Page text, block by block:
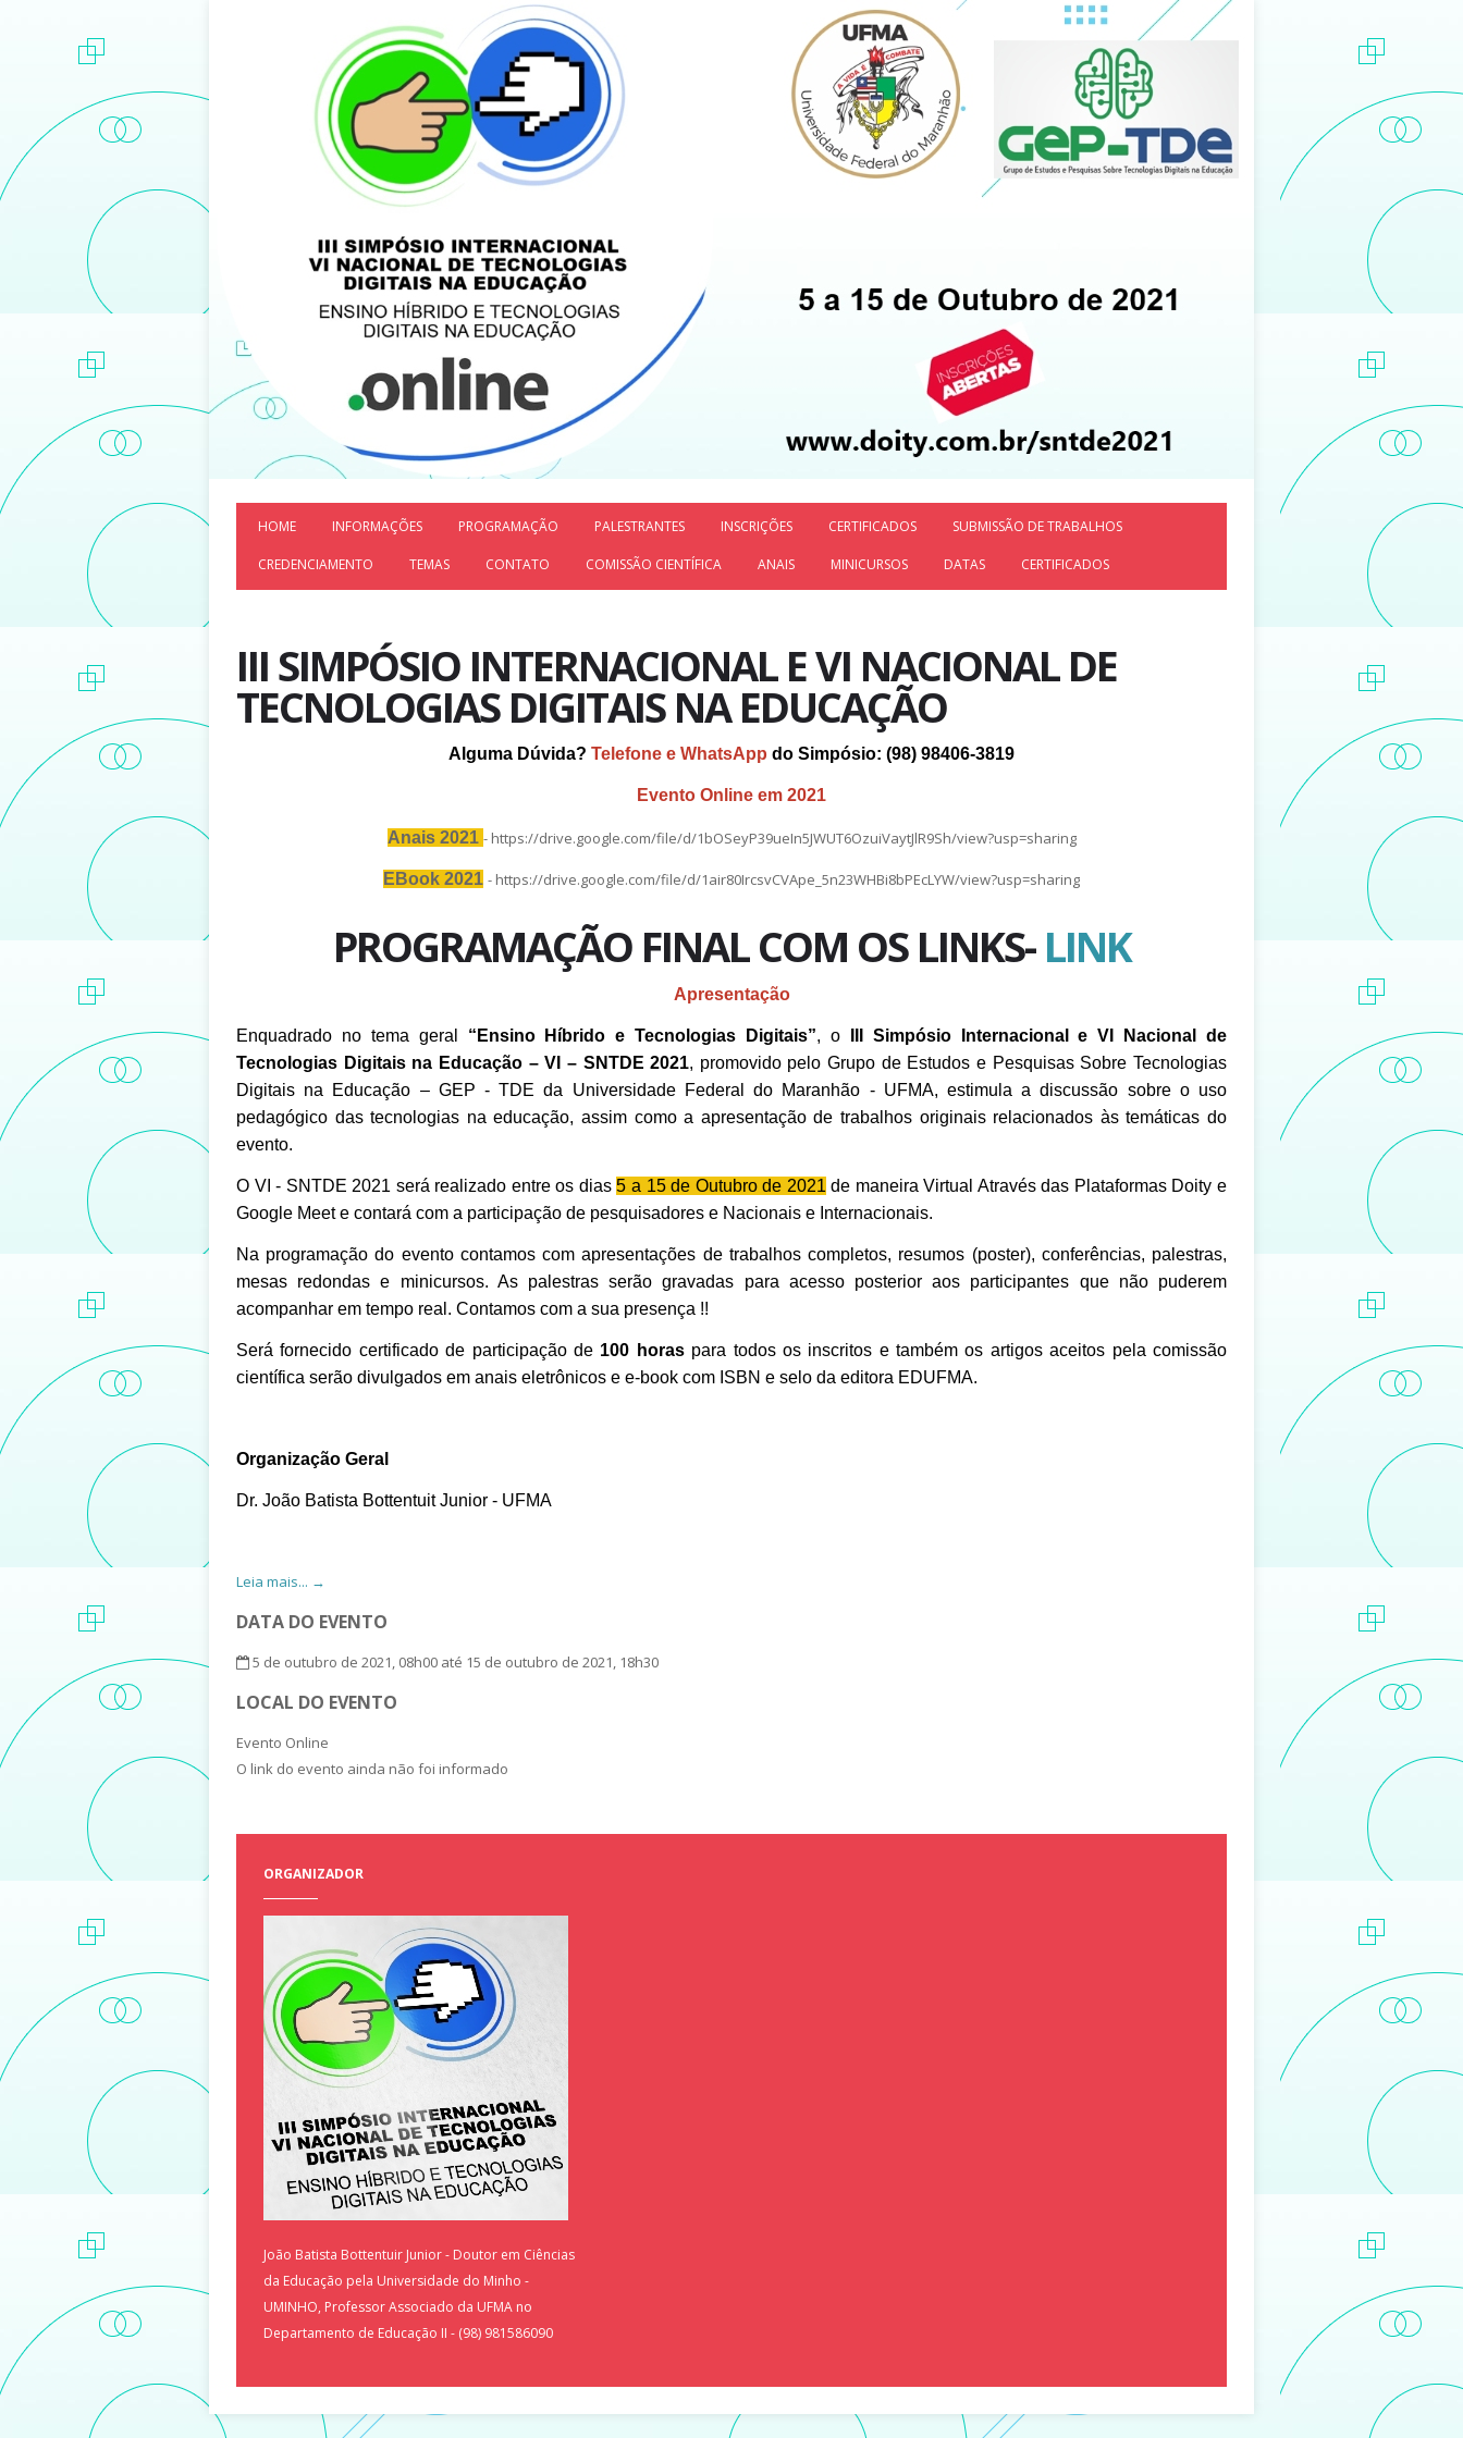
HOME INFORMAÇÕES PROGRAMAÇÃO PALESTRANTES INSCRIÇÕES CERTIFICADOS SUBMISSÃO DE TRABALHOS
CREDENCIAMENTO TEMAS CONTATO COMISSÃO CIENTÍFICA ANAIS MINICURSOS DATAS CERTIFICADOS
III SIMPÓSIO INTERNACIONAL E VI NACIONAL DE
TECNOLOGIAS DIGITAIS NA EDUCAÇÃO
Alguma Dúvida? Telefone e WhatsApp do Simpósio: (98) 98406-3819
Evento Online em 2021
Anais 2021 - https://drive.google.com/file/d/1bOSeyP39ueIn5JWUT6OzuiVaytJlR9Sh/view?usp=sharing
EBook 2021 - https://drive.google.com/file/d/1air80IrcsvCVApe_5n23WHBi8bPEcLYW/view?usp=sharing
PROGRAMAÇÃO FINAL COM OS LINKS-LINK
Apresentação
Enquadrado no tema geral “Ensino Híbrido e Tecnologias Digitais”, o
III Simpósio Internacional e VI Nacional de
Tecnologias Digitais na Educação – VI – SNTDE 2021, promovido pelo Grupo de Estudos e Pesquisas Sobre Tecnologias
Digitais na Educação – GEP - TDE da Universidade Federal do Maranhão - UFMA, estimula a discussão sobre o uso
pedagógico das tecnologias na educação, assim como a apresentação de trabalhos originais relacionados às temáticas do
evento.
O VI - SNTDE 2021 será realizado entre os dias5 a 15 de Outubro de 2021 de maneira Virtual Através das Plataformas Doity e
Google Meet e contará com a participação de pesquisadores e Nacionais e Internacionais.
Na programação do evento contamos com apresentações de trabalhos completos, resumos (poster), conferências, palestras,
mesas redondas e minicursos. As palestras serão gravadas para acesso posterior aos participantes que não puderem
acompanhar em tempo real. Contamos com a sua presença !!
Será fornecido certificado de participação de 100 horaspara todos os inscritos e também os artigos aceitos pela comissão
científica serão divulgados em anais eletrônicos e e-book com ISBN e selo da editora EDUFMA.
Organização Geral
Dr. João Batista Bottentuit Junior - UFMA
Leia mais... →
DATA DO EVENTO
5 de outubro de 2021, 08h00 até 15 de outubro de 2021, 18h30
LOCAL DO EVENTO
Evento Online
O link do evento ainda não foi informado
ORGANIZADOR
João Batista Bottentuir Junior - Doutor em Ciências
da Educação pela Universidade do Minho -
UMINHO, Professor Associado da UFMA no
Departamento de Educação II - (98) 981586090